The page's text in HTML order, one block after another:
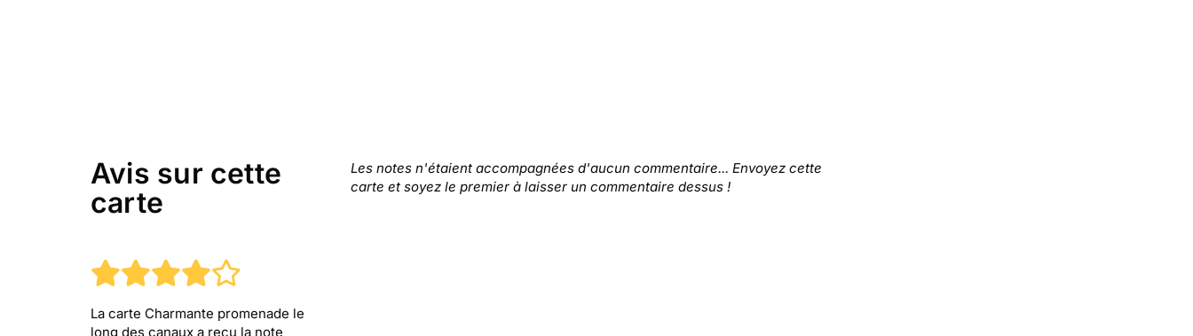
Avis sur cette
carte
La carte Charmante promenade le
long des canaux a reçu la note
Les notes n'étaient accompagnées d'aucun commentaire... Envoyez cette
carte et soyez le premier à laisser un commentaire dessus !